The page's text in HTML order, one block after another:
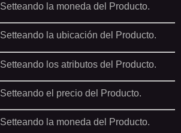
Setteando la moneda del Producto.
Setteando la ubicación del Producto.
Setteando los atributos del Producto.
Setteando el precio del Producto.
Setteando la moneda del Producto.